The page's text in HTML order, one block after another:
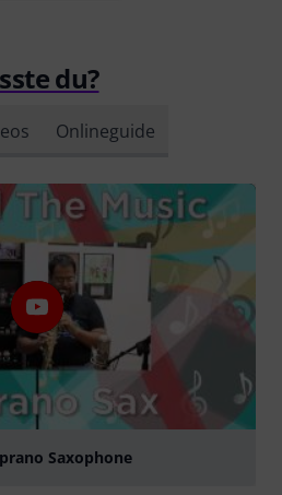
du?
Onlineguide
Saxophone